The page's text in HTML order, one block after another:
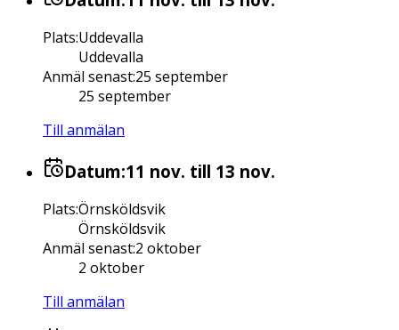
Plats:Uddevalla
Uddevalla
Anmäl senast:25 september
25 september
Till anmälan
Datum:11 nov. till 13 nov.
Plats:Örnsköldsvik
Örnsköldsvik
Anmäl senast:2 oktober
2 oktober
Till anmälan